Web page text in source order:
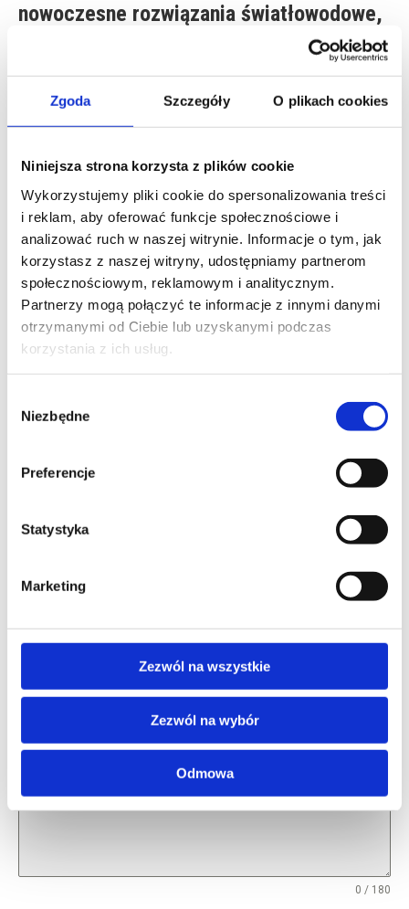
Zgoda Szczegóły O plikach cookies
Niniejsza strona korzysta z plików cookie
Wykorzystujemy pliki cookie do spersonalizowania treści
i reklam, aby oferować funkcje społecznościowe i
analizować ruch w naszej witrynie. Informacje o tym, jak
korzystasz z naszej witryny, udostępniamy partnerom
społecznościowym, reklamowym i analitycznym.
Partnerzy mogą połączyć te informacje z innymi danymi
otrzymanymi od Ciebie lub uzyskanymi podczas
korzystania z ich usług.
zgody
Niezbędne
Preferencje
Statystyka
Marketing
Zezwól na wszystkie
Zezwól na wybór
Odmowa
nowoczesne rozwiązania światłowodowe,
które sprostają Twoim oczekiwaniom.
Chciałbyś dowiedzieć się więcej o naszej
ofercie, zadać pytania lub uzyskać
na adres e-mail, a nasi specjaliści chętnie
odpowiedzą na wszelkie pytania i doradzą
najlepsze opcje dla Ciebie!
Czekamy na Twój kontakt!
administrator@decha.org.pl
FORMULARZ KONTAKTOWY
Imię
Adres e-mail
Wiadomość
0 / 180